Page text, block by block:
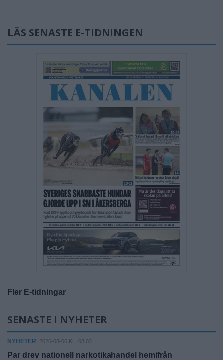
LÄS SENASTE E-TIDNINGEN
Fler E-tidningar
SENASTE I NYHETER
NYHETER 2026-08-06 KL. 08:03
Par drev nationell narkotikahandel hemifrån